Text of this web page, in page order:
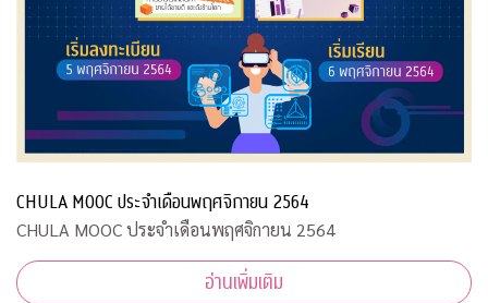
CHULA MOOC ประจำเดือนพฤศจิกายน 2564
CHULA MOOC ประจำเดือนพฤศจิกายน 2564
อ่านเพิ่มเติม